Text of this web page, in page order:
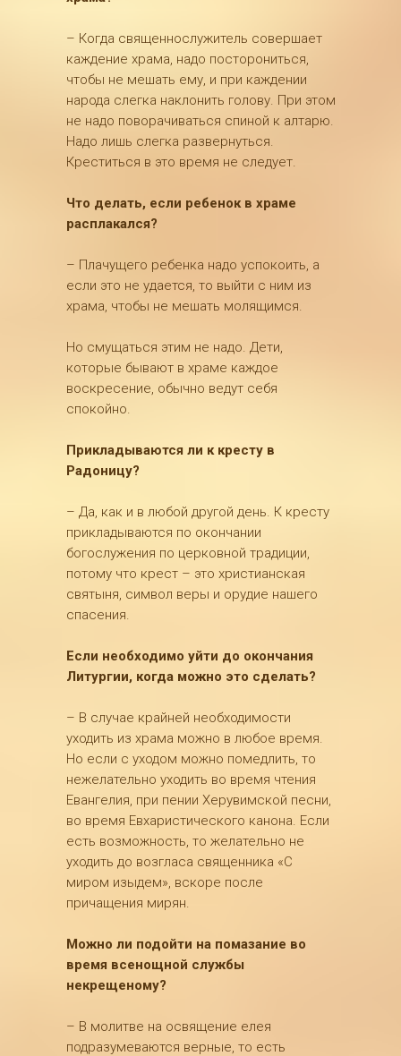
– Когда священнослужитель совершает
каждение храма, надо посторониться,
чтобы не мешать ему, и при каждении
народа слегка наклонить голову. При этом
не надо поворачиваться спиной к алтарю.
Надо лишь слегка развернуться.
Креститься в это время не следует.
Что делать, если ребенок в храме
расплакался?
– Плачущего ребенка надо успокоить, а
если это не удается, то выйти с ним из
храма, чтобы не мешать молящимся.
Но смущаться этим не надо. Дети,
которые бывают в храме каждое
воскресение, обычно ведут себя
спокойно.
Прикладываются ли к кресту в
Радоницу?
– Да, как и в любой другой день. К кресту
прикладываются по окончании
богослужения по церковной традиции,
потому что крест – это христианская
святыня, символ веры и орудие нашего
спасения.
Если необходимо уйти до окончания
Литургии, когда можно это сделать?
– В случае крайней необходимости
уходить из храма можно в любое время.
Но если с уходом можно помедлить, то
нежелательно уходить во время чтения
Евангелия, при пении Херувимской песни,
во время Евхаристического канона. Если
есть возможность, то желательно не
уходить до возгласа священника «С
миром изыдем», вскоре после
причащения мирян.
Можно ли подойти на помазание во
время всенощной службы
некрещеному?
– В молитве на освящение елея
подразумеваются верные, то есть